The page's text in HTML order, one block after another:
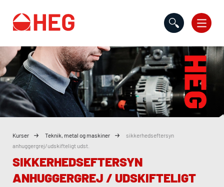
Kurser Teknik, metal og maskiner
sikkerhedseftersyn
anhuggergrej/udskifteligt udst.
SIKKERHEDSEFTERSYN
ANHUGGERGREJ / UDSKIFTELIGT